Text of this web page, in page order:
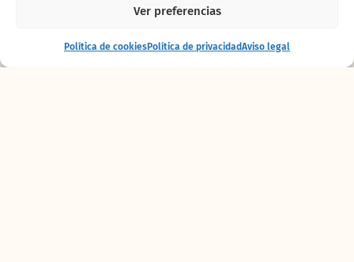
Ver preferencias
Política de cookiesPolítica de privacidadAviso legal
las tareas diarias de uno de los mejores
Comprar
entradas
Entrada
+ alojamiento